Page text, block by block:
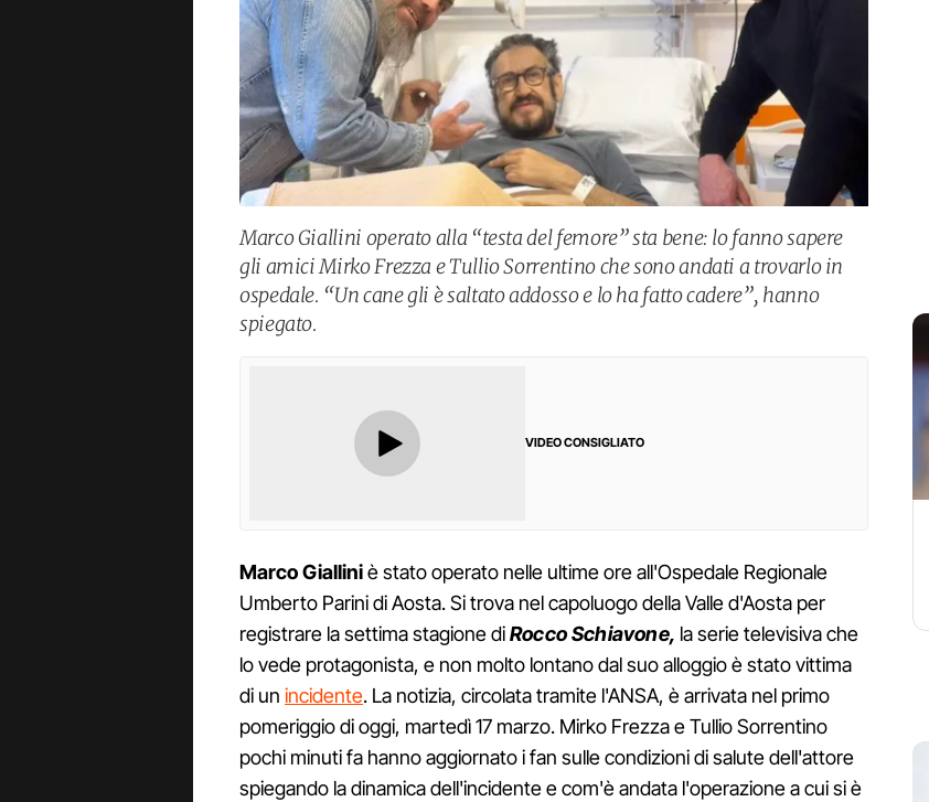
Marco Giallini operato alla “testa del femore” sta bene: lo fanno sapere
gli amici Mirko Frezza e Tullio Sorrentino che sono andati a trovarlo in
ospedale. “Un cane gli è saltato addosso e lo ha fatto cadere”, hanno
spiegato.
VIDEO CONSIGLIATO
Marco Gialliniè stato operato nelle ultime ore all'Ospedale Regionale
Umberto Parini di Aosta. Si trova nel capoluogo della Valle d'Aosta per
registrare la settima stagione diRocco Schiavone, la serie televisiva che
lo vede protagonista, e non molto lontano dal suo alloggio è stato vittima
di un incidente. La notizia, circolata tramite l'ANSA, è arrivata nel primo
pomeriggio di oggi, martedì 17 marzo. Mirko Frezza e Tullio Sorrentino
pochi minuti fa hanno aggiornato i fan sulle condizioni di salute dell'attore
spiegando la dinamica dell'incidente e com'è andata l'operazione a cui si è